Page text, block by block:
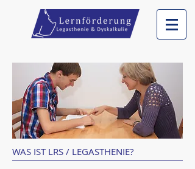
WAS IST LRS / LEGASTHENIE?